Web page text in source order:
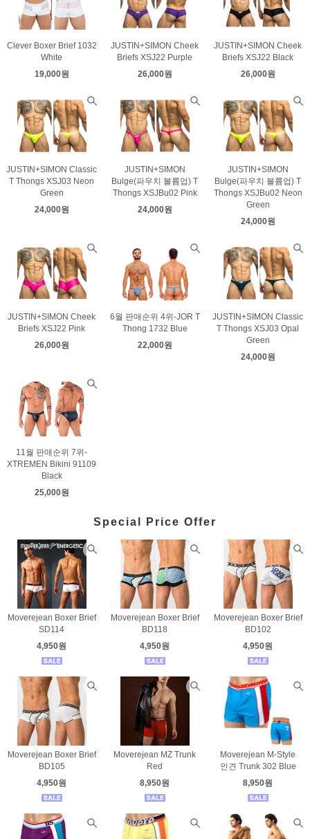
Clever Boxer Brief 1032
White
19,000원
JUSTIN+SIMON Cheek
Briefs XSJ22 Purple
26,000원
JUSTIN+SIMON Cheek
Briefs XSJ22 Black
26,000원
JUSTIN+SIMON Classic
T Thongs XSJ03 Neon
Green
24,000원
JUSTIN+SIMON
Bulge(파우치 볼륨업) T
Thongs XSJBu02 Pink
24,000원
JUSTIN+SIMON
Bulge(파우치 볼륨업) T
Thongs XSJBu02 Neon
Green
24,000원
JUSTIN+SIMON Cheek
Briefs XSJ22 Pink
26,000원
6월 판매순위 4위-JOR T
Thong 1732 Blue
22,000원
JUSTIN+SIMON Classic
T Thongs XSJ03 Opal
Green
24,000원
11월 판매순위 7위-
XTREMEN Bikini 91109
Black
25,000원
Special Price Offer
Moverejean Boxer Brief
SD114
4,950원
Moverejean Boxer Brief
BD118
4,950원
Moverejean Boxer Brief
BD102
4,950원
Moverejean Boxer Brief
BD105
4,950원
Moverejean MZ Trunk
Red
8,950원
Moverejean M-Style
인견 Trunk 302 Blue
8,950원